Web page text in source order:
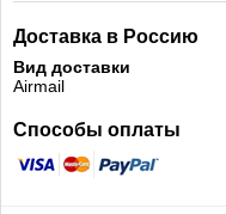
Доставка в Россию
Вид доставки
Airmail
Способы оплаты